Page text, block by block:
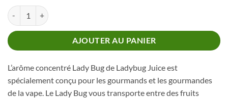
quantité de Concentré Ladybug Juice
AJOUTER AU PANIER
L’arôme concentré Lady Bug de Ladybug Juice est
spécialement conçu pour les gourmands et les gourmandes
de la vape. Le Lady Bug vous transporte entre des fruits